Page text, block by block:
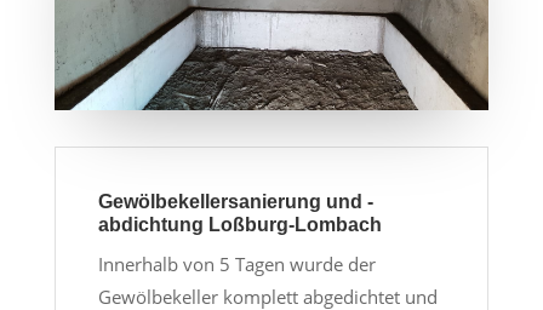
Gewölbekellersanierung und -
abdichtung Loßburg-Lombach
Innerhalb von 5 Tagen wurde der
Gewölbekeller komplett abgedichtet und